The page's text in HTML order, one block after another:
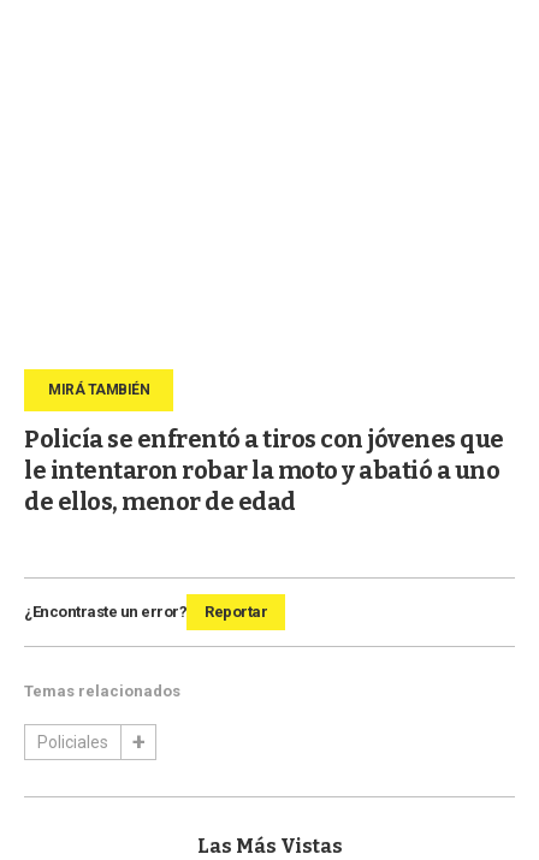
Policía se enfrentó a tiros con jóvenes que
le intentaron robar la moto y abatió a uno
de ellos, menor de edad
¿Encontraste un error? Reportar
Temas relacionados
Policiales
Las Más Vistas